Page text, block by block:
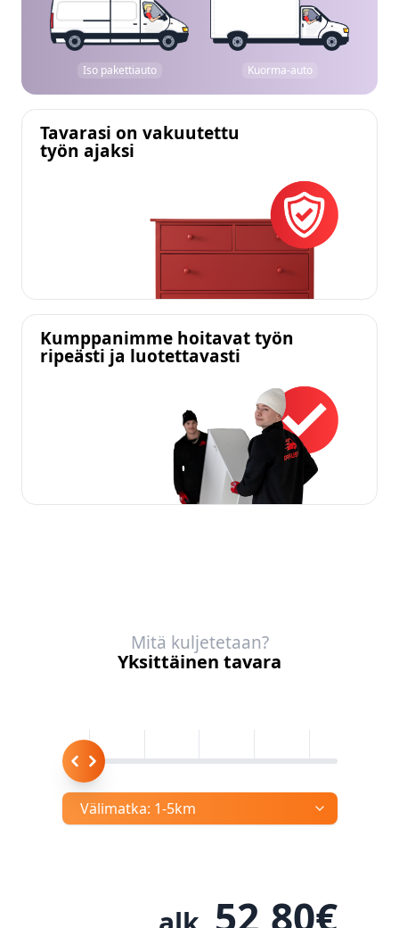
Iso pakettiauto Kuorma-auto
Tavarasi on vakuutettu
työn ajaksi
Kumppanimme hoitavat työn
ripeästi ja luotettavasti
Mitä kuljetetaan?
Yksittäinen tavara
Välimatka: 1-5km